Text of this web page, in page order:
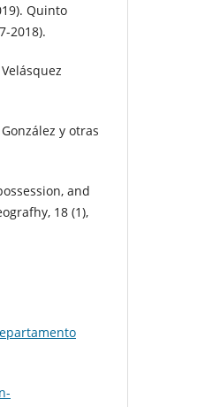
Quinto
2018).
y otras
and
18 (1),